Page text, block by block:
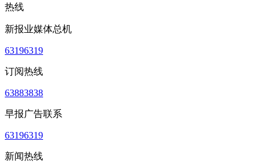
热线
新报业媒体总机
63196319
订阅热线
63883838
早报广告联系
63196319
新闻热线